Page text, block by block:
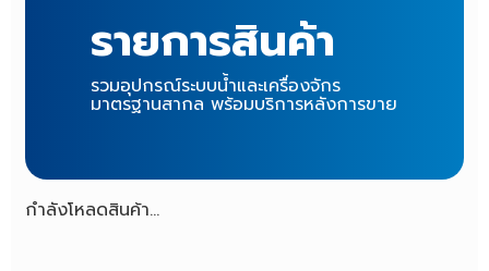
รายการสินค้า
รวมอุปกรณ์ระบบน้ำและเครื่องจักร
มาตรฐานสากล พร้อมบริการหลังการขาย
กำลังโหลดสินค้า...